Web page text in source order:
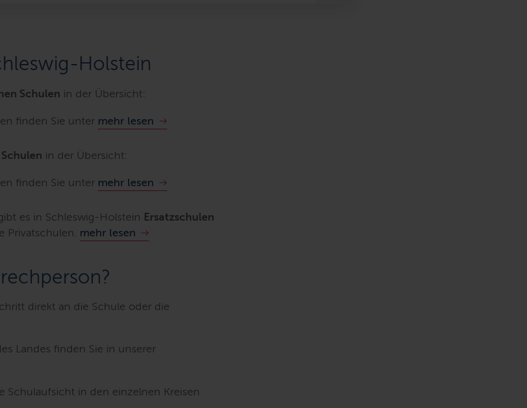
Holstein
Schulen in der Übersicht:
finden Sie unter mehr lesen
in der Übersicht:
finden Sie unter mehr lesen
es in Schleswig-Holstein Ersatzschulen
Privatschulen. mehr lesen
direkt an die Schule oder die
Landes finden Sie in unserer
Schulaufsicht in den einzelnen Kreisen